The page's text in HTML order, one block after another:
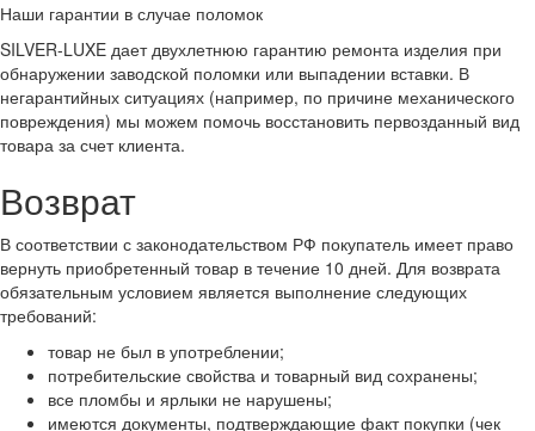
Наши гарантии в случае поломок
SILVER-LUXE дает двухлетнюю гарантию ремонта изделия при
обнаружении заводской поломки или выпадении вставки. В
негарантийных ситуациях (например, по причине механического
повреждения) мы можем помочь восстановить первозданный вид
товара за счет клиента.
Возврат
В соответствии с законодательством РФ покупатель имеет право
вернуть приобретенный товар в течение 10 дней. Для возврата
обязательным условием является выполнение следующих
требований:
товар не был в употреблении;
потребительские свойства и товарный вид сохранены;
все пломбы и ярлыки не нарушены;
имеются документы, подтверждающие факт покупки (чек